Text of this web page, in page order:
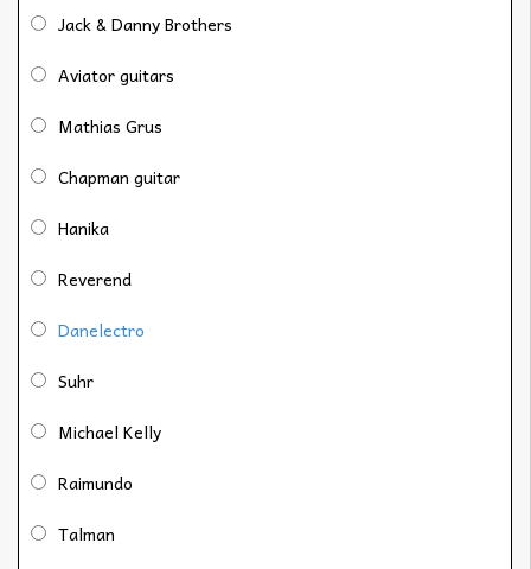
Jack & Danny Brothers
Aviator guitars
Mathias Grus
Chapman guitar
Hanika
Reverend
Danelectro
Suhr
Michael Kelly
Raimundo
Talman